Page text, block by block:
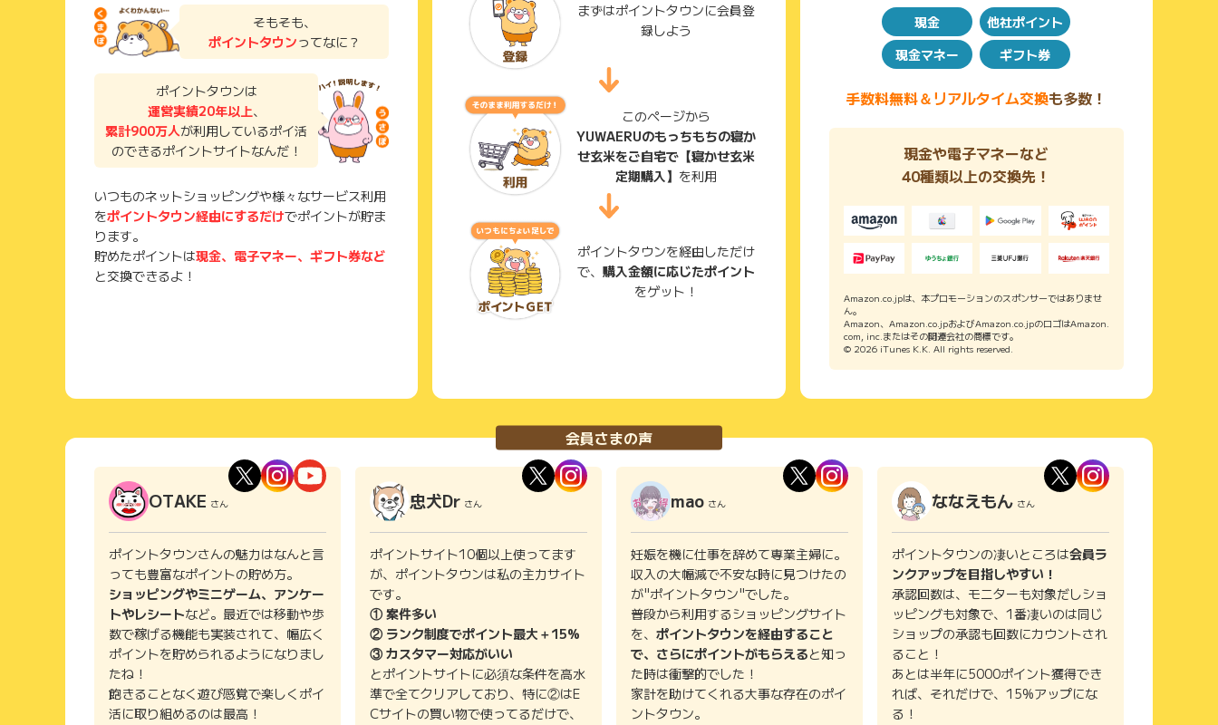
そもそも、
ポイントタウンってなに？
ポイントタウンは
運営実績20年以上、
累計900万人が利用しているポイ活
のできるポイントサイトなんだ！
いつものネットショッピングや様々なサービス利用
をポイントタウン経由にするだけでポイントが貯ま
ります。
貯めたポイントは現金、電子マネー、ギフト券など
と交換できるよ！
まずはポイントタウンに会員登
録しよう
このページから
YUWAERUのもっちもちの寝か
せ玄米をご自宅で【寝かせ玄米
定期購入】 を利用
ポイントタウンを経由しただけ
で、 購入金額に応じたポイント
をゲット！
現金
他社ポイント
現金マネー
ギフト券
手数料無料＆リアルタイム交換も多数！
現金や電子マネーなど
40種類以上の交換先！
Amazon.co.jpは、本プロモーションのスポンサーではありませ
ん。
Amazon、Amazon.co.jpおよびAmazon.co.jpのロゴはAmazon.
com, inc.またはその関連会社の商標です。
© 2026 iTunes K.K. All rights reserved.
会員さまの声
OTAKE さん
ポイントタウンさんの魅力はなんと言
っても豊富なポイントの貯め方。
ショッピングやミニゲーム、アンケー
トやレシートなど。最近では移動や歩
数で稼げる機能も実装されて、幅広く
ポイントを貯められるようになりまし
たね！
飽きることなく遊び感覚で楽しくポイ
活に取り組めるのは最高！
忠犬Dr さん
ポイントサイト10個以上使ってます
が、ポイントタウンは私の主力サイト
です。
① 案件多い
② ランク制度でポイント最大＋15%
③ カスタマー対応がいい
とポイントサイトに必須な条件を高水
準で全てクリアしており、特に②はE
Cサイトの買い物で使ってるだけで、
mao さん
妊娠を機に仕事を辞めて専業主婦に。
収入の大幅減で不安な時に見つけたの
が"ポイントタウン"でした。
普段から利用するショッピングサイト
を、 ポイントタウンを経由すること
で、さらにポイントがもらえると知っ
た時は衝撃的でした！
家計を助けてくれる大事な存在のポイ
ントタウン。
ななえもん さん
ポイントタウンの凄いところは会員ラ
ンクアップを目指しやすい！
承認回数は、モニターも対象だしショ
ッピングも対象で、1番凄いのは同じ
ショップの承認も回数にカウントされ
ること！
あとは半年に5000ポイント獲得でき
れば、それだけで、15%アップにな
る！